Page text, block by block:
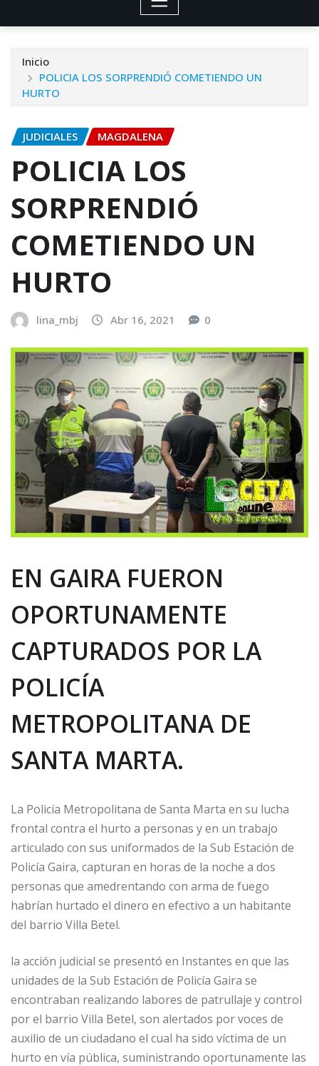
Inicio
POLICIA LOS SORPRENDIÓ COMETIENDO UN
HURTO
JUDICIALES MAGDALENA
POLICIA LOS
SORPRENDIÓ
COMETIENDO UN
HURTO
lina_mbj Abr 16, 2021 0
EN GAIRA FUERON
OPORTUNAMENTE
CAPTURADOS POR LA
POLICÍA
METROPOLITANA DE
SANTA MARTA.
La Policía Metropolitana de Santa Marta en su lucha
frontal contra el hurto a personas y en un trabajo
articulado con sus uniformados de la Sub Estación de
Policía Gaira, capturan en horas de la noche a dos
personas que amedrentando con arma de fuego
habrían hurtado el dinero en efectivo a un habitante
del barrio Villa Betel.
la acción judicial se presentó en Instantes en que las
unidades de la Sub Estación de Policía Gaira se
encontraban realizando labores de patrullaje y control
por el barrio Villa Betel, son alertados por voces de
auxilio de un ciudadano el cual ha sido víctima de un
hurto en vía pública, suministrando oportunamente las